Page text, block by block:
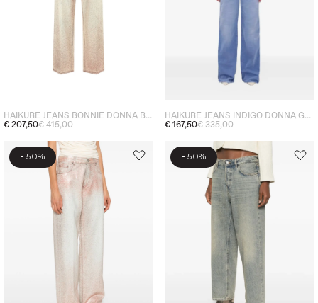
HAIKURE JEANS BONNIE DONNA BEIGE
€ 207,50€ 415,00
HAIKURE JEANS INDIGO DONNA GAMBA AMPIA
€ 167,50€ 335,00
- 50% - 50%